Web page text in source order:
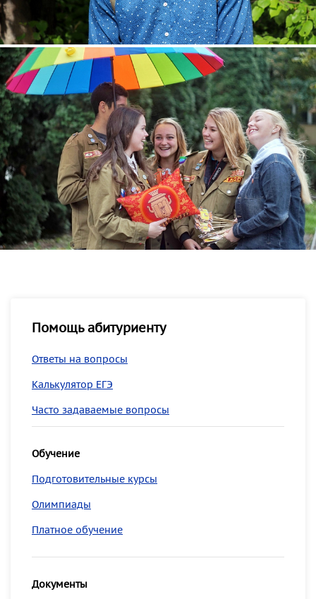
Помощь абитуриенту
Ответы на вопросы
Калькулятор ЕГЭ
Часто задаваемые вопросы
Обучение
Подготовительные курсы
Олимпиады
Платное обучение
Документы